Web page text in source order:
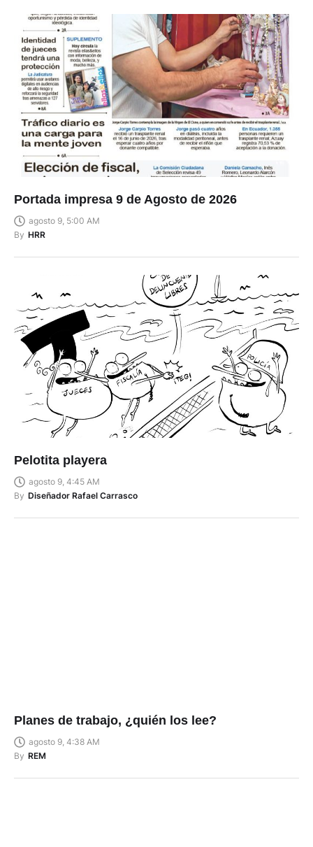
Portada impresa 9 de Agosto de 2026
agosto 9, 5:00 AM
By HRR
Pelotita playera
agosto 9, 4:45 AM
By Diseñador Rafael Carrasco
Planes de trabajo, ¿quién los lee?
agosto 9, 4:38 AM
By REM